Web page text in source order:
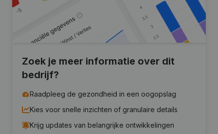
Zoek je meer informatie over dit
bedrijf?
Raadpleeg de gezondheid in een oogopslag
Kies voor snelle inzichten of granulaire details
Krijg updates van belangrijke ontwikkelingen